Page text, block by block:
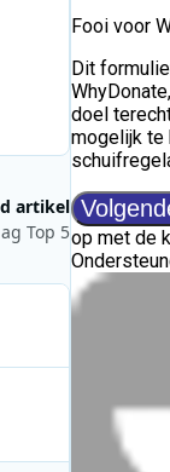
artikel
Top 5